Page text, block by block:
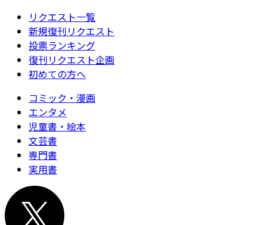
リクエスト一覧
新規復刊リクエスト
投票ランキング
復刊リクエスト企画
初めての方へ
コミック・漫画
エンタメ
児童書・絵本
文芸書
専門書
実用書